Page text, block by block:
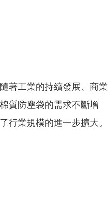
著工業的持續發展、商業
質防塵袋的需求不斷增
行業規模的進一步擴大。